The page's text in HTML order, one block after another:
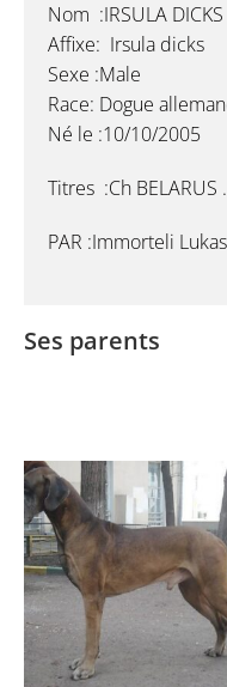
Nom :IRSULA DICKS
Affixe: Irsula dicks
Sexe :Male
Race: Dogue
Né le :10/10/2005
Titres :Ch BELARUS
PAR :Immorteli
Ses parents